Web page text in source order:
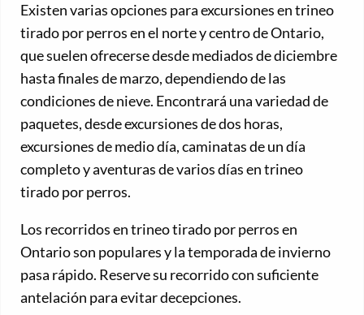
Existen varias opciones para excursiones en trineo
tirado por perros en el norte y centro de Ontario,
que suelen ofrecerse desde mediados de diciembre
hasta finales de marzo, dependiendo de las
condiciones de nieve. Encontrará una variedad de
paquetes, desde excursiones de dos horas,
excursiones de medio día, caminatas de un día
completo y aventuras de varios días en trineo
tirado por perros.
Los recorridos en trineo tirado por perros en
Ontario son populares y la temporada de invierno
pasa rápido. Reserve su recorrido con suficiente
antelación para evitar decepciones.